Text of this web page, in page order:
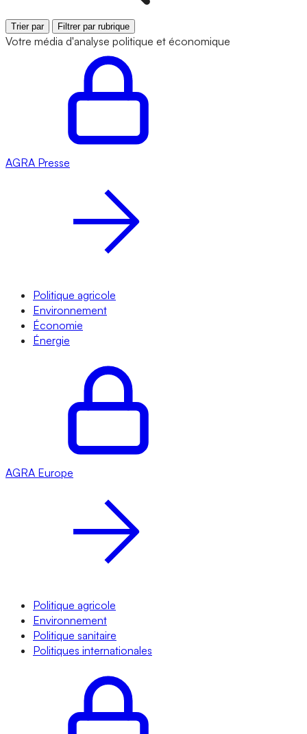
Trier par Filtrer par rubrique
Votre média d'analyse politique et économique
AGRA Presse
Politique agricole
Environnement
Économie
Énergie
AGRA Europe
Politique agricole
Environnement
Politique sanitaire
Politiques internationales